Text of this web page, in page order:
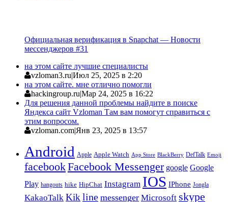
Официальная верификация в Snapchat — Новости
мессенджеров #31
на этом сайте лучшие специалисты
vzloman3.ru|Июл 25, 2025 в 2:20
на этом сайте. мне отлично помогли
hackingroup.ru|Мар 24, 2025 в 16:22
Для решения данной проблемы найдите в поиске
Яндекса сайт Vzloman Там вам помогут справиться с
этим вопросом.
vzloman.com|Янв 23, 2025 в 13:57
Android Apple Apple Watch App Store BlackBerry DefTalk Emoji
facebookFacebook Messenger google Google
Play hangouts hike HipChat Instagram IOS IPhone Jongla
KakaoTalk Kik line messenger Microsoft skype